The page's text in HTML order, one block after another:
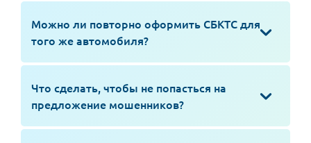
Можно ли повторно оформить СБКТС для
того же автомобиля?
Что сделать, чтобы не попасться на
предложение мошенников?